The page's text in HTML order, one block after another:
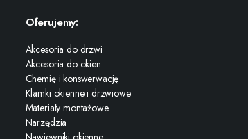
Oferujemy:
Akcesoria do drzwi
Akcesoria do okien
Chemię i konswerwację
Klamki okienne i drzwiowe
Materiały montażowe
Narzędzia